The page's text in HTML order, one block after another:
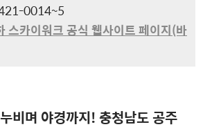
0014~5
스카이워크 공식 웹사이트 페이지(바
비며 야경까지! 충청남도 공주